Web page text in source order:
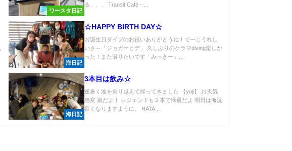
ワースタ日記
る、、、 Transit Café - ...
海日記
☆HAPPY BIRTH DAY☆
お誕生日ダイブのお祝いありがとうね！でーじうれし
いさ～「ジョガーヒデ」 久しぶりのケラマdiving楽しか
った！また潜りたいです「みっきー」...
海日記
3本目は飲み☆
逆巻く波を乗り越えて帰ってきました 【yuji】 お天気
急変 嵐だよ！ レジェンドも２本で帰還だよ 明日は海況
良くなりますように。 HATA...